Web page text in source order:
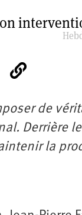
de
Derrière
la